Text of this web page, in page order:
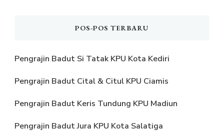
POS-POS TERBARU
Pengrajin Badut Si Tatak KPU Kota Kediri
Pengrajin Badut Cital & Citul KPU Ciamis
Pengrajin Badut Keris Tundung KPU Madiun
Pengrajin Badut Jura KPU Kota Salatiga